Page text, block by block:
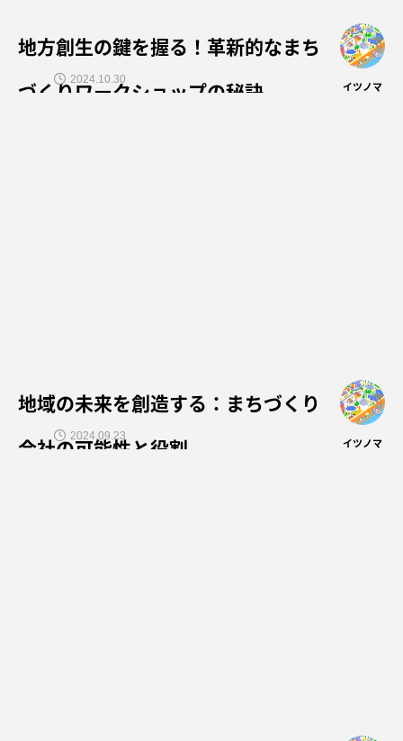
地方創生の鍵を握る！革新的なまち
づくりワークショップの秘訣
イツノマ
2024.10.30
地域の未来を創造する：まちづくり
会社の可能性と役割
イツノマ
2024.09.23